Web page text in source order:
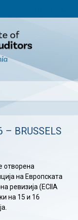
– BRUSSELS
отворена
на Европската
ревизија (ECIIA
на 15 и 16